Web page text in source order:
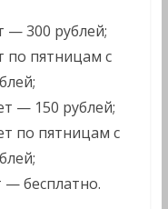
— 300 рублей;
по пятницам с
— 150 рублей;
по пятницам с
— бесплатно.